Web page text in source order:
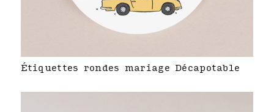
Étiquettes rondes mariage Décapotable